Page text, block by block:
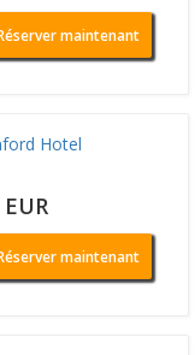
maintenant
Hotel
maintenant